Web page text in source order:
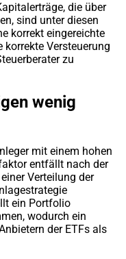
die über
sind unter diesen
korrekt eingereichte
Versteuerung
zu
wenig
mit einem hohen
entfällt nach der
Verteilung der
ein Portfolio
wodurch ein
der ETFs als